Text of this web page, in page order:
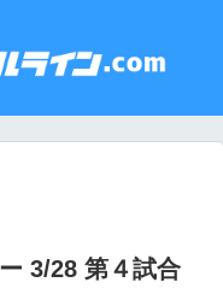
3/28 第４試合